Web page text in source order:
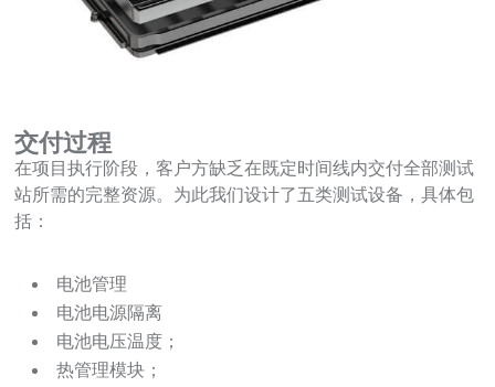
交付过程
在项目执行阶段，客户方缺乏在既定时间线内交付全部测试
站所需的完整资源。为此我们设计了五类测试设备，具体包
括：
电池管理
电池电源隔离
电池电压温度；
热管理模块；